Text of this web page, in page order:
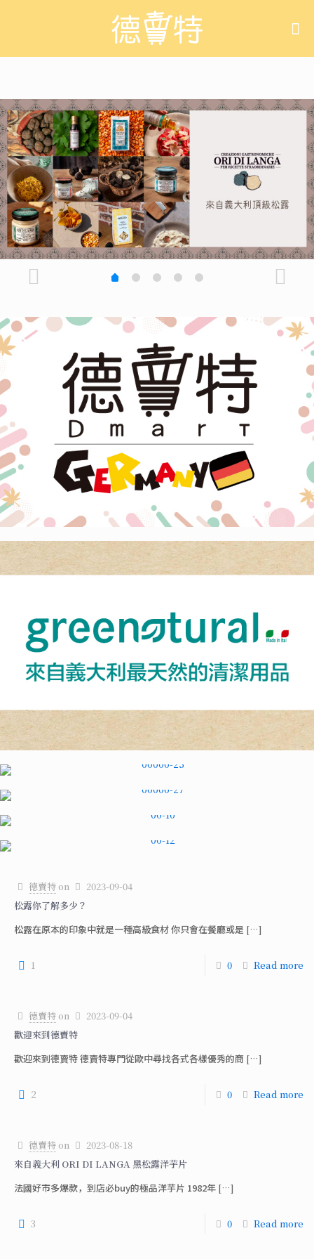
德賣特 on
2023-09-04
松露你了解多少？
松露在原本的印象中就是一種高級食材 你只會在餐廳或是 […]
1 0 Read more
德賣特 on
2023-09-04
歡迎來到德賣特
歡迎來到德賣特 德賣特專門從歐中尋找各式各樣優秀的商 […]
2 0 Read more
德賣特 on
2023-08-18
來自義大利 ORI DI LANGA 黑松露洋芋片
法國好市多爆款，到店必buy的極品洋芋片 1982年 […]
3 0 Read more